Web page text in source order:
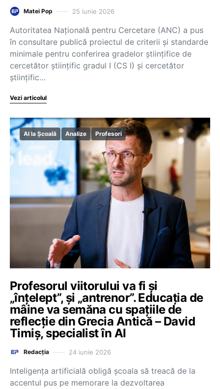
Matei Pop 25 iunie 2026
Autoritatea Națională pentru Cercetare (ANC) a pus
în consultare publică proiectul de criterii și standarde
minimale pentru conferirea gradelor științifice de
cercetător științific gradul I (CS I) și cercetător
științific…
Vezi articolul
AI la Școală Analize Profesori
Profesorul viitorului va fi și
„înțelept”, și „antrenor”. Educația de
mâine va semăna cu spațiile de
reflecție din Grecia Antică – David
Timiș, specialist în AI
Redacția 24 iunie 2026
Inteligența artificială obligă școala să treacă de la
accentul pus pe memorare la dezvoltarea